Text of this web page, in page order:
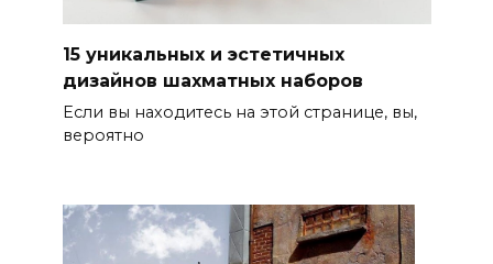
15 уникальных и эстетичных
дизайнов шахматных наборов
Если вы находитесь на этой странице, вы,
вероятно